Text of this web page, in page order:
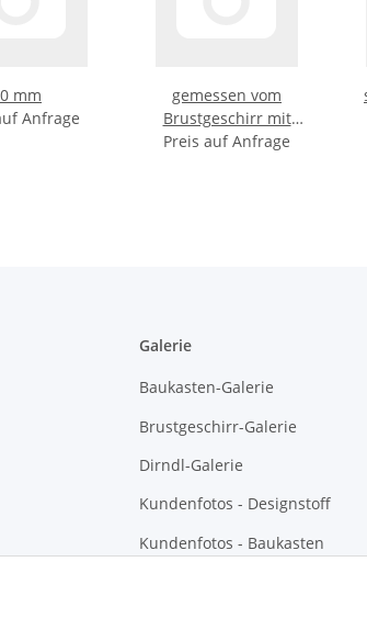
mm
Anfrage
gemessen vom
Brustgeschirr mit
Polsterung
Preis auf Anfrage
Galerie
Baukasten-Galerie
Brustgeschirr-Galerie
Dirndl-Galerie
Kundenfotos - Designstoff
Kundenfotos - Baukasten